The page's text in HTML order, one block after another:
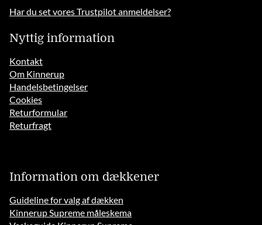
Har du set vores Trustpilot anmeldelser?
Nyttig information
Kontakt
Om Kinnerup
Handelsbetingelser
Cookies
Returformular
Returfragt
Information om dækkener
Guideline for valg af dækken
Kinnerup Supreme måleskema